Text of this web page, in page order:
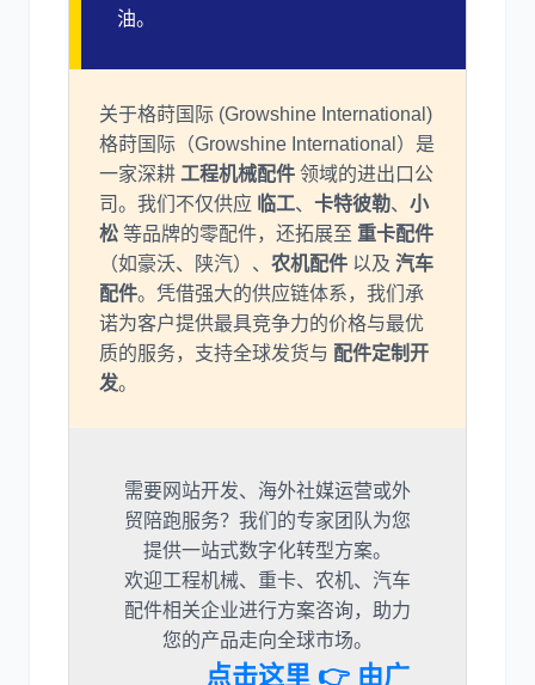
油。
关于格莳国际 (Growshine International)
格莳国际（Growshine International）是
一家深耕 工程机械配件 领域的进出口公
司。我们不仅供应 临工、 卡特彼勒、 小
松 等品牌的零配件，还拓展至 重卡配件
（如豪沃、陕汽）、 农机配件 以及 汽车
配件。凭借强大的供应链体系，我们承
诺为客户提供最具竞争力的价格与最优
质的服务，支持全球发货与 配件定制开
发。
需要网站开发、海外社媒运营或外
贸陪跑服务？我们的专家团队为您
提供一站式数字化转型方案。
欢迎工程机械、重卡、农机、汽车
配件相关企业进行方案咨询，助力
您的产品走向全球市场。
点击这里 👉 由广